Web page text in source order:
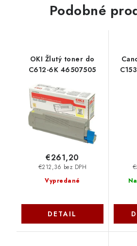
Podobné
OKI Žlutý toner do
C612-6K 46507505
Vypredané
€212,36 bez DPH
€261,20
DETAIL